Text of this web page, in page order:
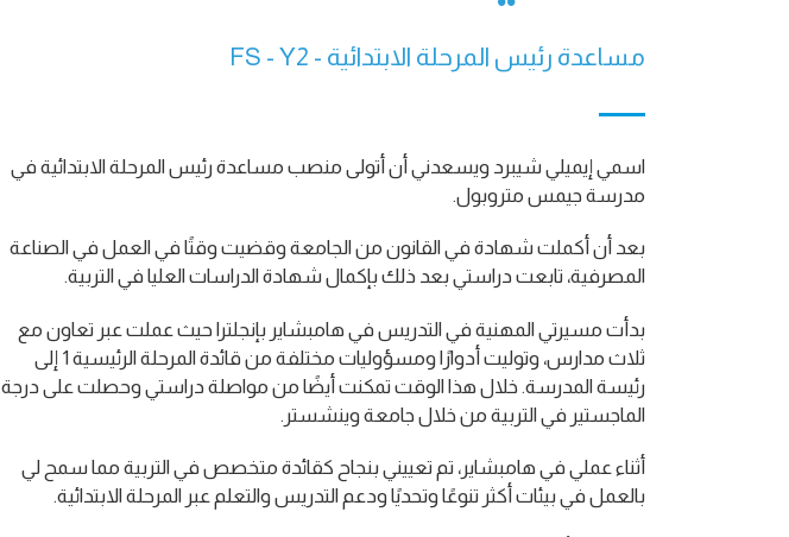
مساعدة رئيس المرحلة الابتدائية - FS - Y2
اسمي إيميلي شيبرد ويسعدني أن أتولى منصب مساعدة رئيس المرحلة الابتدائية في
مدرسة جيمس متروبول.
بعد أن أكملت شهادة في القانون من الجامعة وقضيت وقتًا في العمل في الصناعة
المصرفية، تابعت دراستي بعد ذلك بإكمال شهادة الدراسات العليا في التربية.
بدأت مسيرتي المهنية في التدريس في هامبشاير بإنجلترا حيث عملت عبر تعاون مع
ثلاث مدارس، وتوليت أدوارًا ومسؤوليات مختلفة من قائدة المرحلة الرئيسية 1 إلى
رئيسة المدرسة. خلال هذا الوقت تمكنت أيضًا من مواصلة دراستي وحصلت على درجة
الماجستير في التربية من خلال جامعة وينشستر.
أثناء عملي في هامبشاير، تم تعييني بنجاح كقائدة متخصص في التربية مما سمح لي
بالعمل في بيئات أكثر تنوعًا وتحديًا ودعم التدريس والتعلم عبر المرحلة الابتدائية.